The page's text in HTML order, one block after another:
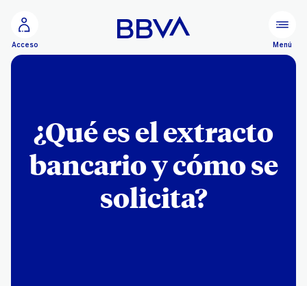
Acceso Menú
¿Qué es el extracto
bancario y cómo se
solicita?